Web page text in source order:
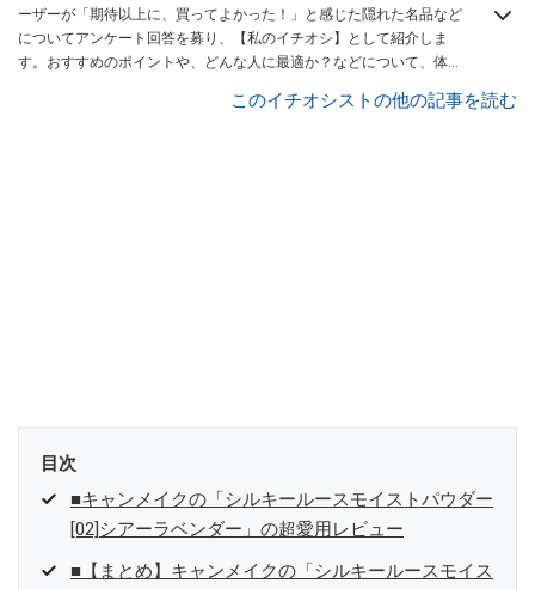
ーザーが「期待以上に、買ってよかった！」と感じた隠れた名品など
についてアンケート回答を募り、【私のイチオシ】として紹介しま
す。おすすめのポイントや、どんな人に最適か？などについて、体験
このイチオシストの他の記事を読む
目次
■キャンメイクの「シルキールースモイストパウダー
[02]シアーラベンダー」の超愛用レビュー
■【まとめ】キャンメイクの「シルキールースモイス